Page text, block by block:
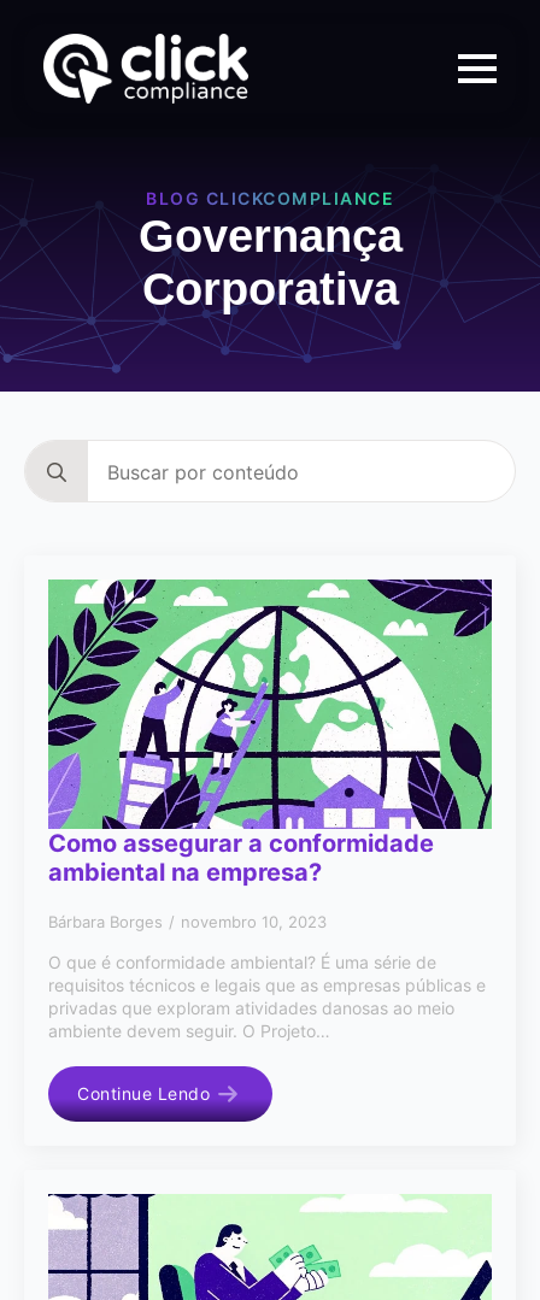
BLOG CLICKCOMPLIANCE
Governança
Corporativa
for:
Como assegurar a conformidade
ambiental na empresa?
Bárbara Borges novembro 10, 2023
O que é conformidade ambiental? É uma série de
requisitos técnicos e legais que as empresas públicas e
privadas que exploram atividades danosas ao meio
ambiente devem seguir. O Projeto…
Continue Lendo